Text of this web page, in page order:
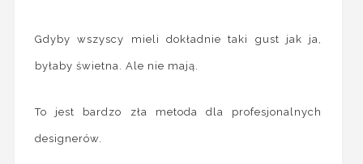
Gdyby wszyscy mieli dokładnie taki gust jak ja,
byłaby świetna. Ale nie mają.
To jest bardzo zła metoda dla profesjonalnych
designerów.